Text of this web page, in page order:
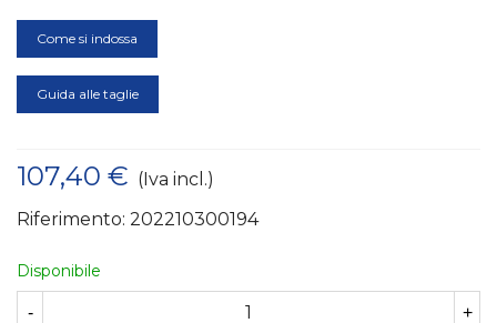
Come si indossa
Guida alle taglie
107,40 € (Iva incl.)
Riferimento: 202210300194
Disponibile
- +